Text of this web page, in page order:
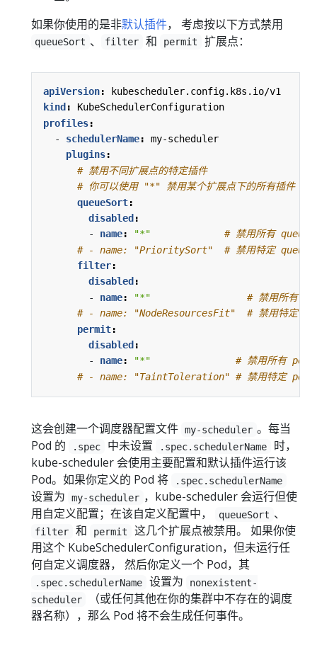
如果你使用的是非默认插件， 考虑按以下方式禁用
queueSort 、 filter 和 permit 扩展点：
apiVersion:
kubescheduler.config.k8s.io/v1
kind :
KubeSchedulerConfiguration
profiles:
- schedulerName:
my-scheduler
plugins:
# 禁用不同扩展点的特定插件
# 你可以使用 "*" 禁用某个扩展点下的所有插件
queueSort:
disabled :
- name: "*"
# 禁用所有
# - name: "PrioritySort"  # 禁用特定
filter:
disabled :
- name: "*"
# 禁用所有
# - name: "NodeResourcesFit"  # 禁用特定
permit:
disabled :
- name: "*"
# 禁用所有
# - name: "TaintToleration" # 禁用特定
这会创建一个调度器配置文件 my-scheduler 。每当
Pod 的
.spec 中未设置 .spec.schedulerName
时，
kube-scheduler 会使用主要配置和默认插件运行该
Pod。如果你定义的 Pod 将
.spec.schedulerName
设置为 my-scheduler ，kube-scheduler 会运行但使
用自定义配置；在该自定义配置中，
queueSort 、
filter 和 permit
这几个扩展点被禁用。 如果你使
用这个 KubeSchedulerConfiguration，但未运行任
何自定义调度器， 然后你定义一个 Pod，其
.spec.schedulerName 设置为
nonexistent-
scheduler
（或任何其他在你的集群中不存在的调度
器名称），那么 Pod 将不会生成任何事件。